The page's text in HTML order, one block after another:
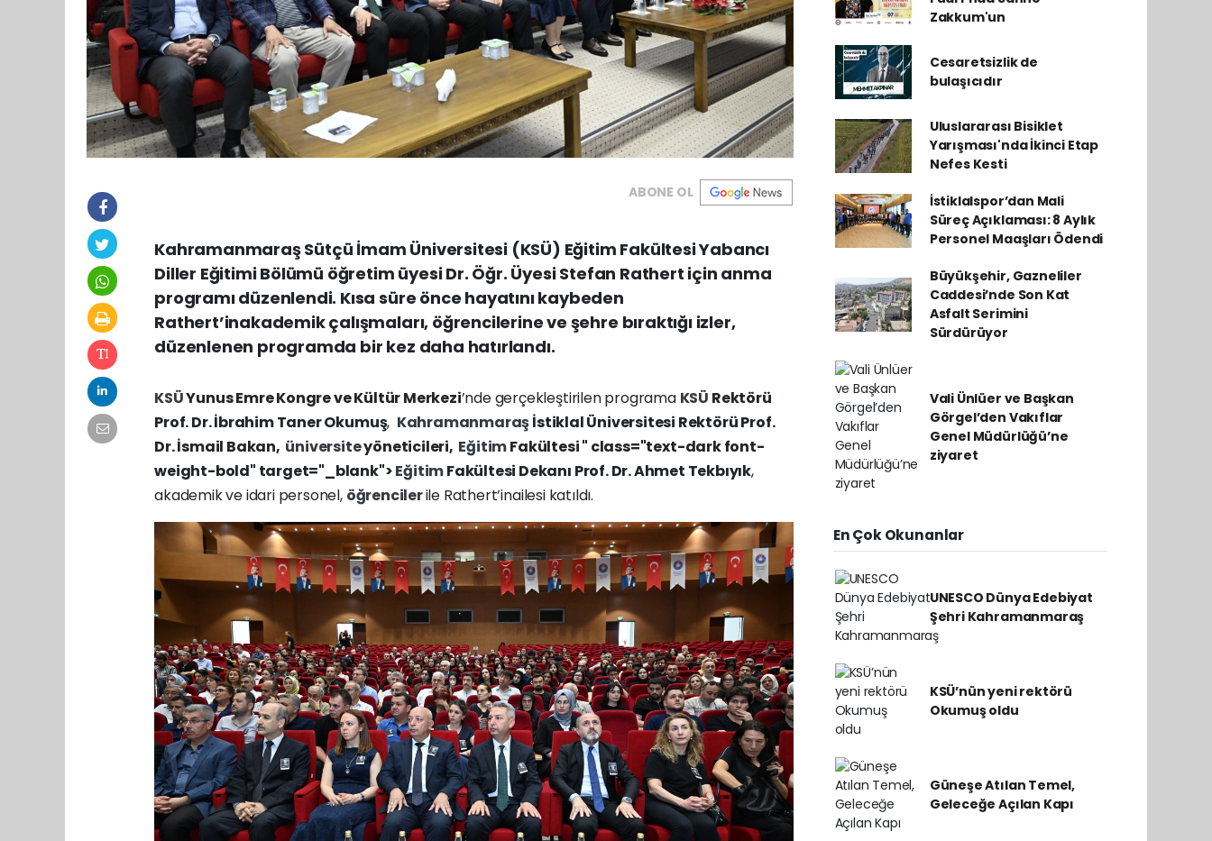
ABONE OL
Kahramanmaraş Sütçü İmam Üniversitesi (KSÜ) Eğitim Fakültesi Yabancı
Diller Eğitimi Bölümü öğretim üyesi Dr. Öğr. Üyesi Stefan Rathert için anma
programı düzenlendi. Kısa süre önce hayatını kaybeden
Rathert’inakademik çalışmaları, öğrencilerine ve şehre bıraktığı izler,
düzenlenen programda bir kez daha hatırlandı.
KSÜYunus Emre Kongre ve Kültür Merkezi’nde gerçekleştirilen programa KSÜ Rektörü
Prof. Dr. İbrahim Taner Okumuş, Kahramanmaraşİstiklal Üniversitesi Rektörü Prof.
Dr. İsmail Bakan, üniversiteyöneticileri, EğitimFakültesi " class="text-dark font-
weight-bold" target="_blank">EğitimFakültesi Dekanı Prof. Dr. Ahmet Tekbıyık,
akademik ve idari personel, öğrencilerile Rathert’inailesi katıldı.
Zakkum'un
Cesaretsizlik de
bulaşıcıdır
Uluslararası Bisiklet
Yarışması'nda İkinci Etap
Nefes Kesti
İstiklalspor’dan Mali
Süreç Açıklaması: 8 Aylık
Personel Maaşları Ödendi
Büyükşehir, Gazneliler
Caddesi’nde Son Kat
Asfalt Serimini
Sürdürüyor
Vali Ünlüer ve Başkan
Görgel’den Vakıflar
Genel Müdürlüğü’ne
ziyaret
En Çok Okunanlar
UNESCO Dünya Edebiyat
Şehri Kahramanmaraş
KSÜ’nün yeni rektörü
Okumuş oldu
Güneşe Atılan Temel,
Geleceğe Açılan Kapı